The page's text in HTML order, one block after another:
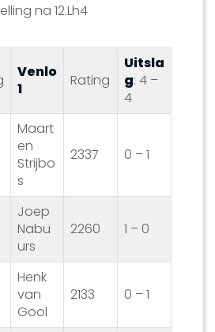
na 12.Lh4
Venlo
1
Rating
Uitsla
g: 4 –
4
Maart
en
Strijbo
s
2337 0 – 1
Joep
Nabu
urs
2260 1 – 0
Henk
van
Gool
2133 0 – 1